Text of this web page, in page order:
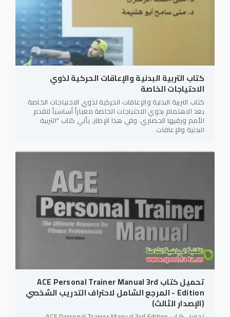
كتاب التربية البدنية والإعاقات الحركية لذوي
الاحتياجات الخاصة
كتاب التربية البدنية والإعاقات الحركية لذوي الاحتياجات الخاصة
يعد الاهتمام بذوي الاحتياجات الخاصة معياراً أساسياً لتقدم
الأمم ورقيها الحضاري. وفي هذا الإطار، يأتي كتاب "التربية
البدنية والإعاقات
تحميل كتاب ACE Personal Trainer Manual 3rd
Edition - المرجع الشامل لاحتراف التدريب الشخصي
(الإصدار الثالث)